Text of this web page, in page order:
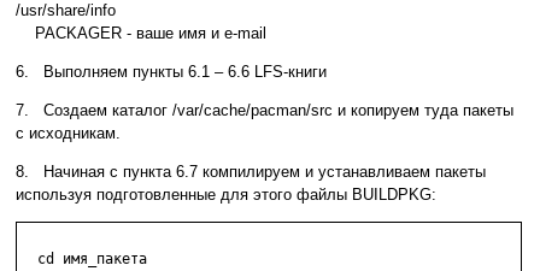
/usr/share/info
PACKAGER - ваше имя и e-mail
6. Выполняем пункты 6.1 – 6.6 LFS-книги
7. Создаем каталог /var/cache/pacman/src и копируем туда пакеты
с исходникам.
8. Начиная с пункта 6.7 компилируем и устанавливаем пакеты
используя подготовленные для этого файлы BUILDPKG:
  cd имя_пакета